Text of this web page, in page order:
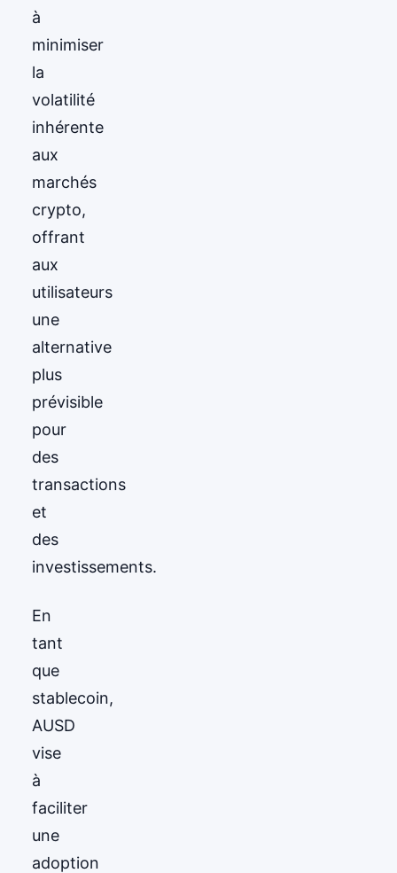
à
minimiser
la
volatilité
inhérente
aux
marchés
crypto,
offrant
aux
utilisateurs
une
alternative
plus
prévisible
pour
des
transactions
et
des
investissements.
En
tant
que
stablecoin,
AUSD
vise
à
faciliter
une
adoption